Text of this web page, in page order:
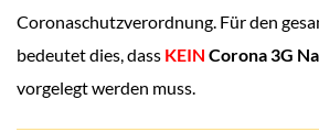
Coronaschutzverordnung. Für den
bedeutet dies, dass KEIN Corona 3G
vorgelegt werden muss.